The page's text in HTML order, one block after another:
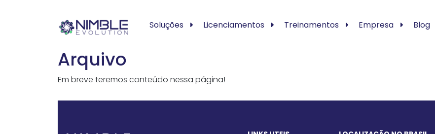
Soluções Licenciamentos Treinamentos Empresa Blog
Arquivo
Em breve teremos conteúdo nessa página!